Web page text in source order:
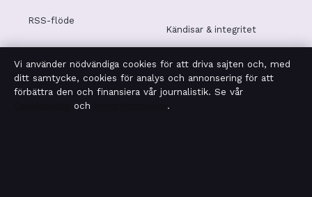
RSS-flöde
Kändisar & integritet
Integritetspolicy
Vi använder nödvändiga cookies för att driva sajten och, med
ditt samtycke, cookies för analys och annonsering för att
förbättra den och finansiera vår journalistik. Se vår
och .